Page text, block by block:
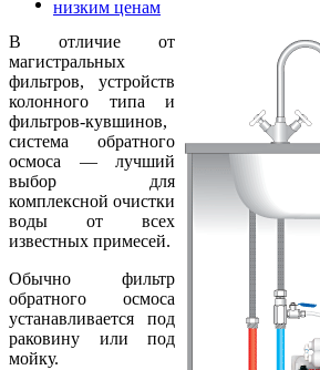
В отличие от
магистральных
фильтров, устройств
колонного типа и
фильтров-кувшинов,
система обратного
осмоса — лучший
выбор для
комплексной очистки
воды от всех
известных примесей.
Обычно фильтр
обратного осмоса
устанавливается под
раковину или под
мойку.